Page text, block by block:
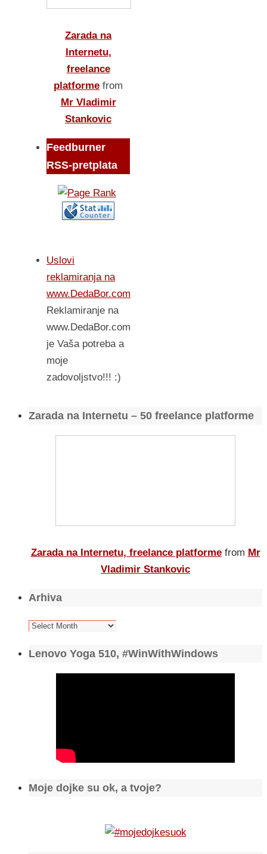
Zarada na
Internetu,
freelance
platforme from
Mr Vladimir
Stankovic
Feedburner
RSS-pretplata
Uslovi
reklamiranja na
www.DedaBor.com
Reklamiranje na
www.DedaBor.com
je Vaša potreba a
moje
zadovoljstvo!!! :)
Zarada na Internetu – 50 freelance platforme
Zarada na Internetu, freelance platforme from Mr
Vladimir Stankovic
Arhiva
Arhiva
Lenovo Yoga 510, #WinWithWindows
Moje dojke su ok, a tvoje?